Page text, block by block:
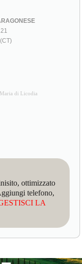
di Licodia
ottimizzato
telefono,
LA